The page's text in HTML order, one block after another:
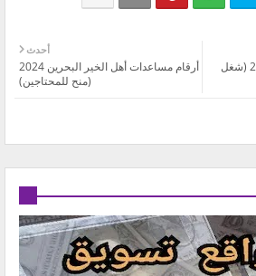
أحدث
‏أرقام مساعدات أهل الخير البحرين 2024
(منح للمحتاجين)
طريقة العمل في جينيس 2024 (شغل